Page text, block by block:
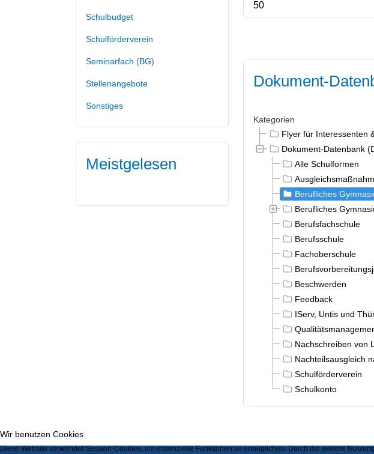
Schulbudget
Schulförderverein
Seminarfach (BG)
Stellenangebote
Sonstiges
Meistgelesen
Dokument-
Kategorien
Flyer für Interessenten
Dokument-Datenbank
Alle Schulformen
Berufliches
Berufliches
Berufsfachschule
Berufsschule
Fachoberschule
Beschwerden
Feedback
IServ, Untis und
Nachschreiben von
Nachteilsausgleich
Schulförderverein
Schulkonto
Wir benutzen Cookies
Diese Website verwendet Session-Cookies, um essenzielle Funktionen zu ermöglichen. Durch die weitere